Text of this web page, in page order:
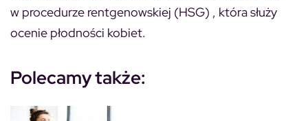
w procedurze rentgenowskiej (HSG) , która służy
ocenie płodności kobiet.
Polecamy także: